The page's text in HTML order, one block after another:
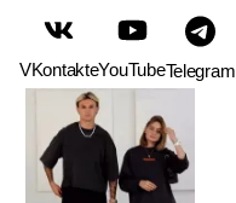
VKontakteYouTubeTelegram